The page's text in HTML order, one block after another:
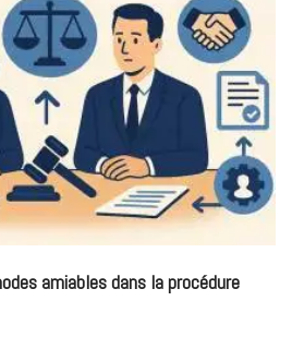
amiables dans la procédure